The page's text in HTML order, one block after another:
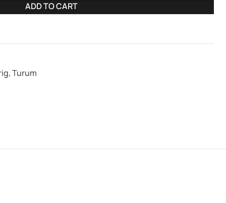
ADD TO CART
,Turum